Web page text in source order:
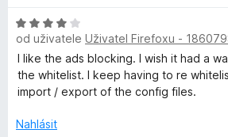
1
z
5
e
n
:
5
5
n
o
c
e
n
:
H
o
d
n
o
e
od uživatele Uživatel Firefoxu -
I like the ads blocking. I wish it had a
the whitelist. I keep having to re
import / export of the config files.
Nahlásit